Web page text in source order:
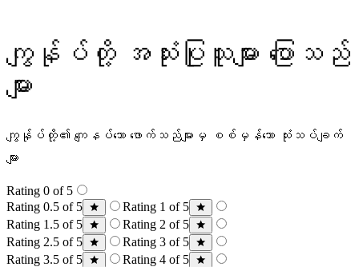
ကျွန်ုပ်တို့ အသုံးပြုသူများ ပြောသည်
များ
ကျွန်ုပ်တို့၏ ကျေနပ်သော ဖောက်သည်များမှ စစ်မှန်သော သုံးသပ်ချက်
များ
Rating 0 of 5
Rating 0.5 of 5
Rating 1 of 5
Rating 1.5 of 5
Rating 2 of 5
Rating 2.5 of 5
Rating 3 of 5
Rating 3.5 of 5
Rating 4 of 5